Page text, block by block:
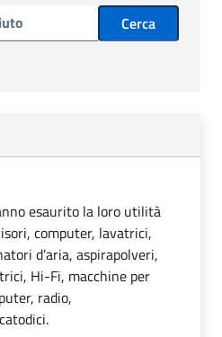
Cerca
esaurito la loro utilità
computer, lavatrici,
d’aria, aspirapolveri,
Hi-Fi, macchine per
radio,